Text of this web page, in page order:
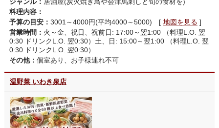
料理内容：
予算の目安： 3001～4000円(平均4000～5000) [ 地図を見る ]
営業時間： 火～金、祝日、祝前日: 17:00～翌1:00 （料理L.O. 翌
0:30 ドリンクL.O. 翌0:30）土、日: 15:00～翌1:00 （料理L.O. 翌
0:30 ドリンクL.O. 翌0:30）
その他： 個室あり、お子様連れ不可
温野菜 いわき泉店